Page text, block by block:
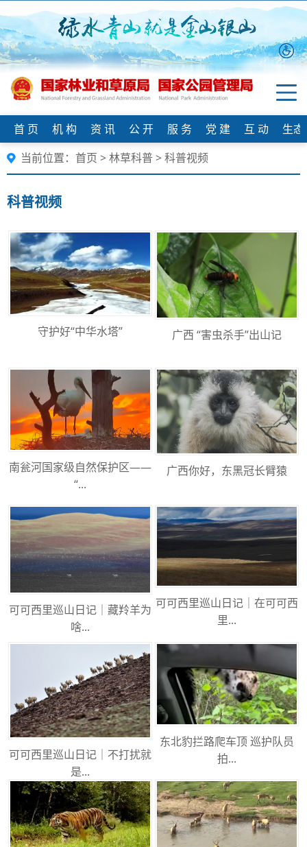
首 页 机 构 资 讯 公 开 服 务 党 建 互 动
生
当前位置： 首页 >林草科普>科普视频
科普视频
守护好“中华水塔” 广西 “害虫杀手”出山记
南瓮河国家级自然保护区——
“...
广西你好，东黑冠长臂猿
可可西里巡山日记｜藏羚羊为
啥...
可可西里巡山日记｜在可可西
里...
可可西里巡山日记｜不打扰就
是...
东北豹拦路爬车顶 巡护队员
拍...